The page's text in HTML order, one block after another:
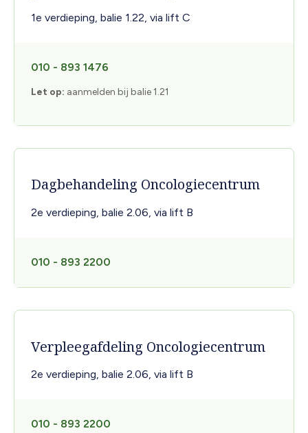
1e verdieping, balie 1.22, via lift C
010 - 893 1476
Let op: aanmelden bij balie 1.21
Dagbehandeling Oncologiecentrum
2e verdieping, balie 2.06, via lift B
010 - 893 2200
Verpleegafdeling Oncologiecentrum
2e verdieping, balie 2.06, via lift B
010 - 893 2200